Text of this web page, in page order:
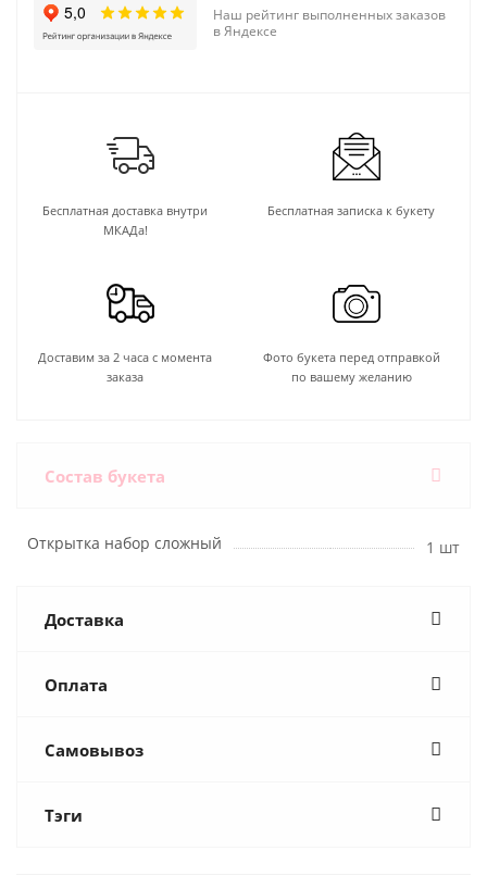
Наш рейтинг выполненных заказов
в Яндексе
Бесплатная доставка внутри
МКАДа!
Бесплатная записка к букету
Доставим за 2 часа с момента
заказа
Фото букета перед отправкой
по вашему желанию
Состав букета
Открытка набор сложный 1 шт
Доставка
Оплата
Самовывоз
Тэги